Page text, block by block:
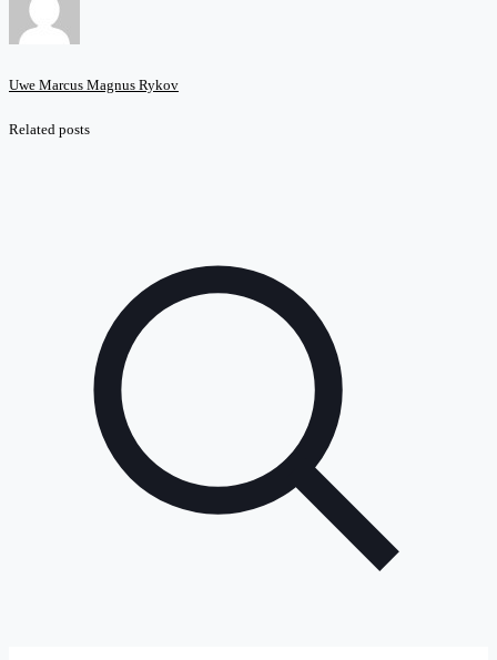
Uwe Marcus Magnus Rykov
Related posts